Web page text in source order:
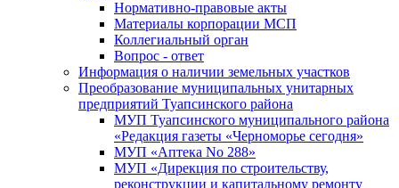
Нормативно-правовые акты
Материалы корпорации МСП
Коллегиальный орган
Вопрос - ответ
Информация о наличии земельных участков
Преобразование муниципальных унитарных
предприятий Туапсинского района
МУП Туапсинского муниципального района
«Редакция газеты «Черноморье сегодня»
МУП «Аптека No 288»
МУП «Дирекция по строительству,
реконструкции и капитальному ремонту